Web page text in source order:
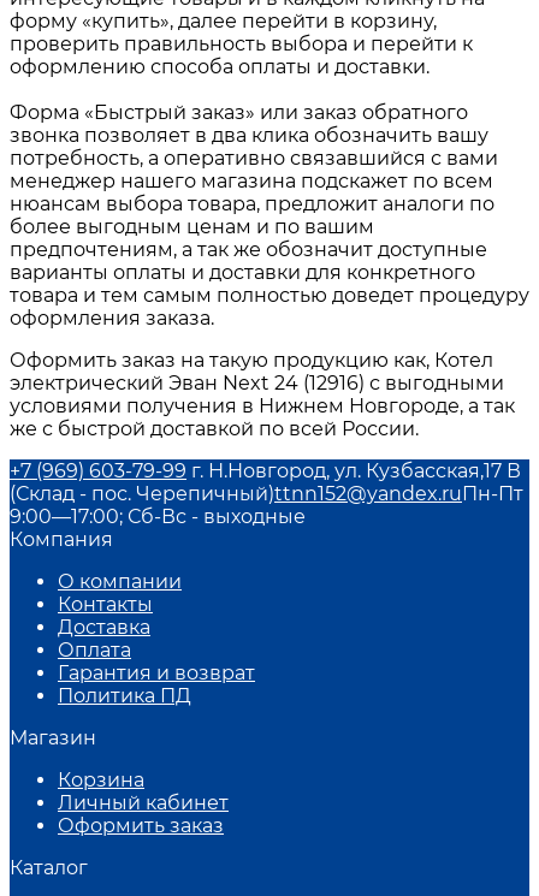
форму «купить», далее перейти в корзину,
проверить правильность выбора и перейти к
оформлению способа оплаты и доставки.
Форма «Быстрый заказ» или заказ обратного
звонка позволяет в два клика обозначить вашу
потребность, а оперативно связавшийся с вами
менеджер нашего магазина подскажет по всем
нюансам выбора товара, предложит аналоги по
более выгодным ценам и по вашим
предпочтениям, а так же обозначит доступные
варианты оплаты и доставки для конкретного
товара и тем самым полностью доведет процедуру
оформления заказа.
Оформить заказ на такую продукцию как, Котел
электрический Эван Next 24 (12916) с выгодными
условиями получения в Нижнем Новгороде, а так
же с быстрой доставкой по всей России.
+7 (969) 603-79-99 г. Н.Новгород, ул. Кузбасская,17 В
(Склад - пос. Черепичный)ttnn152@yandex.ruПн-Пт
9:00—17:00; Сб-Вс - выходные
Компания
О компании
Контакты
Доставка
Оплата
Гарантия и возврат
Политика ПД
Магазин
Корзина
Личный кабинет
Оформить заказ
Каталог